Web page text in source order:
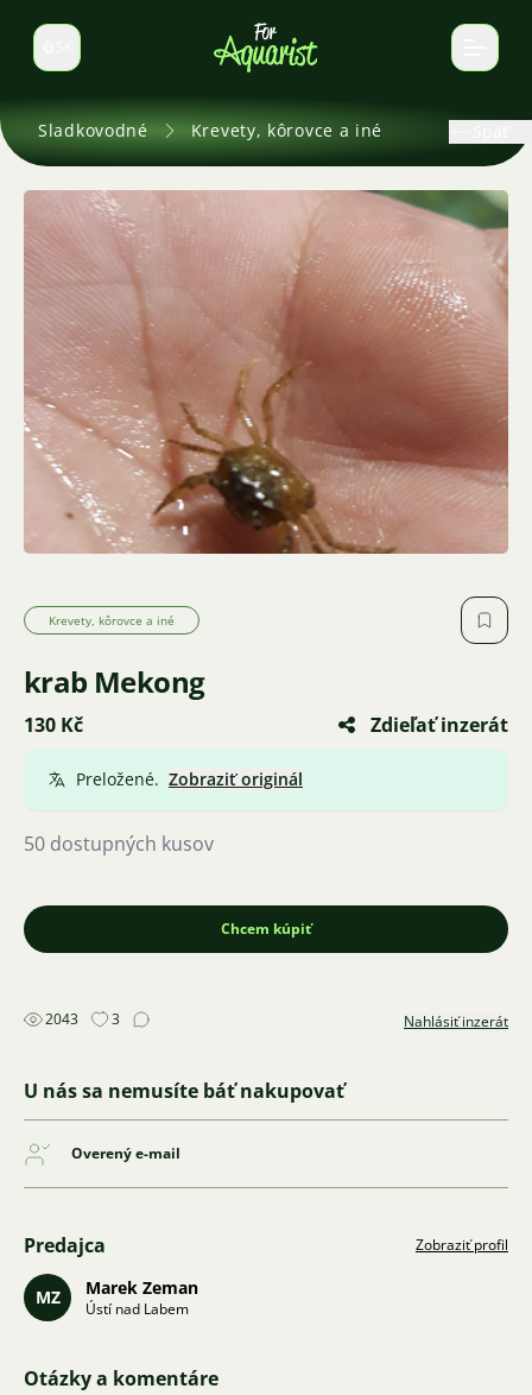
Prepnúť jazyk
Sladkovodné Krevety, kôrovce a iné
Krevety, kôrovce a iné
krab Mekong
130 Kč Zdieľať inzerát
Preložené. Zobraziť originál
50 dostupných kusov
Chcem kúpiť
2043 3 Nahlásiť inzerát
U nás sa nemusíte báť nakupovať
Overený e-mail
Predajca Zobraziť profil
MZ Marek Zeman
Ústí nad Labem
Otázky a komentáre